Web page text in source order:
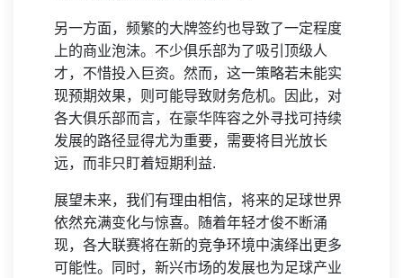
另一方面，频繁的大牌签约也导致了一定程度
上的商业泡沫。不少俱乐部为了吸引顶级人
才，不惜投入巨资。然而，这一策略若未能实
现预期效果，则可能导致财务危机。因此，对
各大俱乐部而言，在豪华阵容之外寻找可持续
发展的路径显得尤为重要，需要将目光放长
远，而非只盯着短期利益.
展望未来，我们有理由相信，将来的足球世界
依然充满变化与惊喜。随着年轻才俊不断涌
现，各大联赛将在新的竞争环境中演绎出更多
可能性。同时，新兴市场的发展也为足球产业